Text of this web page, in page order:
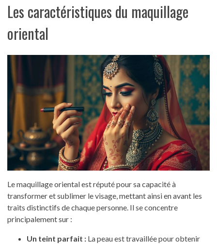
Les caractéristiques du maquillage
oriental
Le maquillage oriental est réputé pour sa capacité à
transformer et sublimer le visage, mettant ainsi en avant les
traits distinctifs de chaque personne. Il se concentre
principalement sur :
Un teint parfait : La peau est travaillée pour obtenir